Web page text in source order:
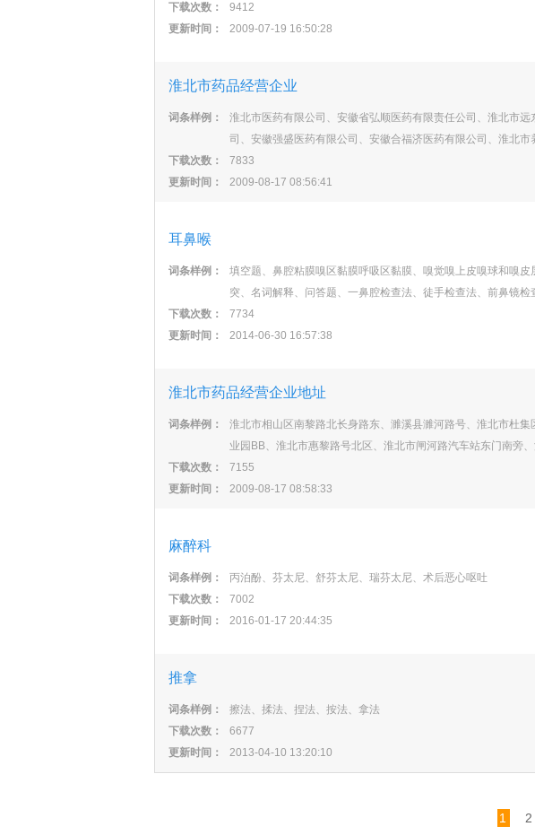
下载次数：
9412
更新时间：
2009-07-19 16:50:28
淮北市药品经营企业
词条样例：
淮北市医药有限公司、安徽省弘顺医药有限责任公司、淮北市
司、安徽强盛医药有限公司、安徽合福济医药有限公司、淮北市
下载次数：
7833
更新时间：
2009-08-17 08:56:41
耳鼻喉
词条样例：
填空题、鼻腔粘膜嗅区黏膜呼吸区黏膜、嗅觉嗅上皮嗅球和嗅
突、名词解释、问答题、一鼻腔检查法、徒手检查法、前鼻镜
下载次数：
7734
更新时间：
2014-06-30 16:57:38
淮北市药品经营企业地址
词条样例：
淮北市相山区南黎路北长身路东、濉溪县濉河路号、淮北市杜
业园BB、淮北市惠黎路号北区、淮北市闸河路汽车站东门南旁
下载次数：
7155
更新时间：
2009-08-17 08:58:33
麻醉科
词条样例：
丙泊酚、芬太尼、舒芬太尼、瑞芬太尼、术后恶心呕吐
下载次数：
7002
更新时间：
2016-01-17 20:44:35
推拿
词条样例：
擦法、揉法、捏法、按法、拿法
下载次数：
6677
更新时间：
2013-04-10 13:20:10
1 2